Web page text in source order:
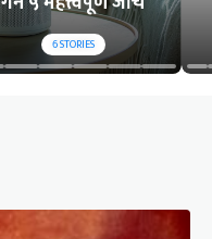
6STORIES